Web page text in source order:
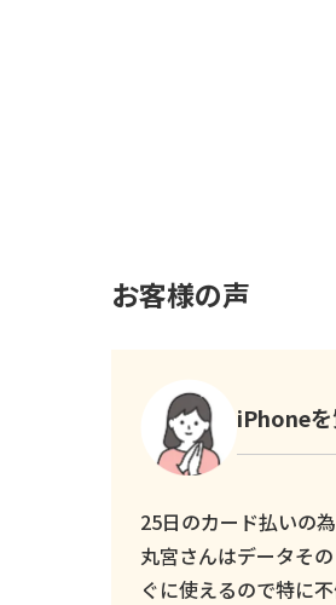
お客様の声
iPhoneを
25日のカード払いの
丸宮さんはデータそ
ぐに使えるので特に